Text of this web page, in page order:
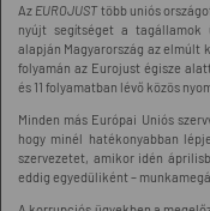
Az EUROJUST több uniós
nyújt segítséget a tagállamok
alapján Magyarország az elmúlt
folyamán az Eurojust égisze
és 11 folyamatban lévő közös
Minden más Európai Uniós
hogy minél hatékonyabban
szervezetet, amikor idén
eddig egyedüliként –